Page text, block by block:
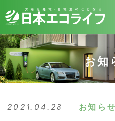
お知
2021.04.28 お知らせ